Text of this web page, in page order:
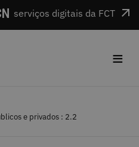
serviços digitais da FCT
≡
e privados : 2.2